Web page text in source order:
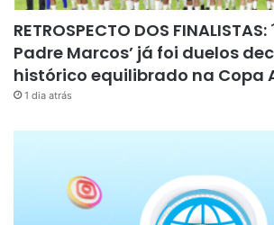
RETROSPECTO DOS
Padre Marcos’ já foi duelos
histórico equilibrado na Copa
1 dia atrás